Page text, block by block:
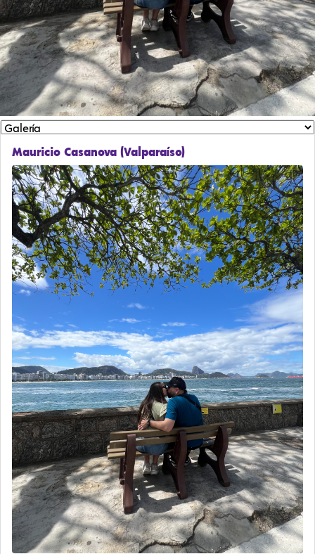
Mauricio Casanova (Valparaíso)